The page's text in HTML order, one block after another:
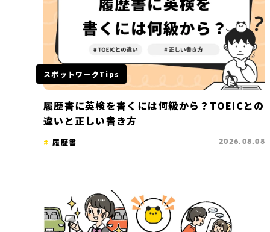
スポットワークTips
履歴書に英検を書くには何級から？TOEICとの
違いと正しい書き方
履歴書 2026.08.08